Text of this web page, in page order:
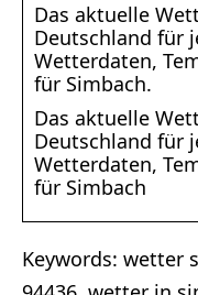
Das aktuelle
Deutschland für
Wetterdaten,
für Simbach.
Das aktuelle
Deutschland für
Wetterdaten,
für Simbach
Keywords: wetter